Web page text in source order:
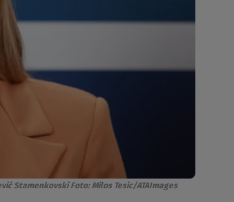
Stamenkovski Foto: Milos Tesic/ATAImages